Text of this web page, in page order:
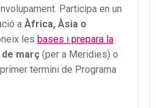
Participa en un
a Àfrica, Àsia o
les bases i prepara la
de març (per a Meridies) o
termini de Programa